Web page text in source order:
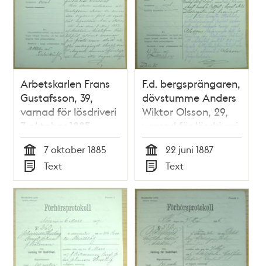
Arbetskarlen Frans
Gustafsson, 39,
varnad för lösdriveri
7 oktober 1885 -
polisförhör
Tid
7 oktober 1885
Typ
Text
F.d. bergsprängaren,
dövstumme Anders
Wiktor Olsson, 29,
varnad för lösdriveri
den 22 juni 1887 -
polisförhör
Tid
22 juni 1887
Typ
Text